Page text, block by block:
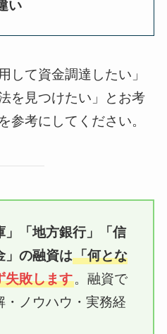
い
して資金調達したい」
を見つけたい」とお考
参考にしてください。
」「地方銀行」「信
」の融資は「何とな
失敗します。融資で
・ノウハウ・実務経